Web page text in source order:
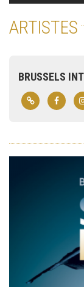
ARTISTES
BRUSSELS